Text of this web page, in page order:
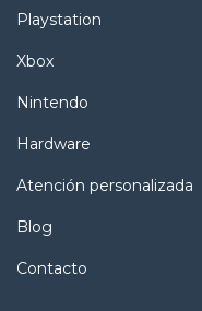
Playstation
Xbox
Nintendo
Hardware
Atención personalizada
Blog
Contacto